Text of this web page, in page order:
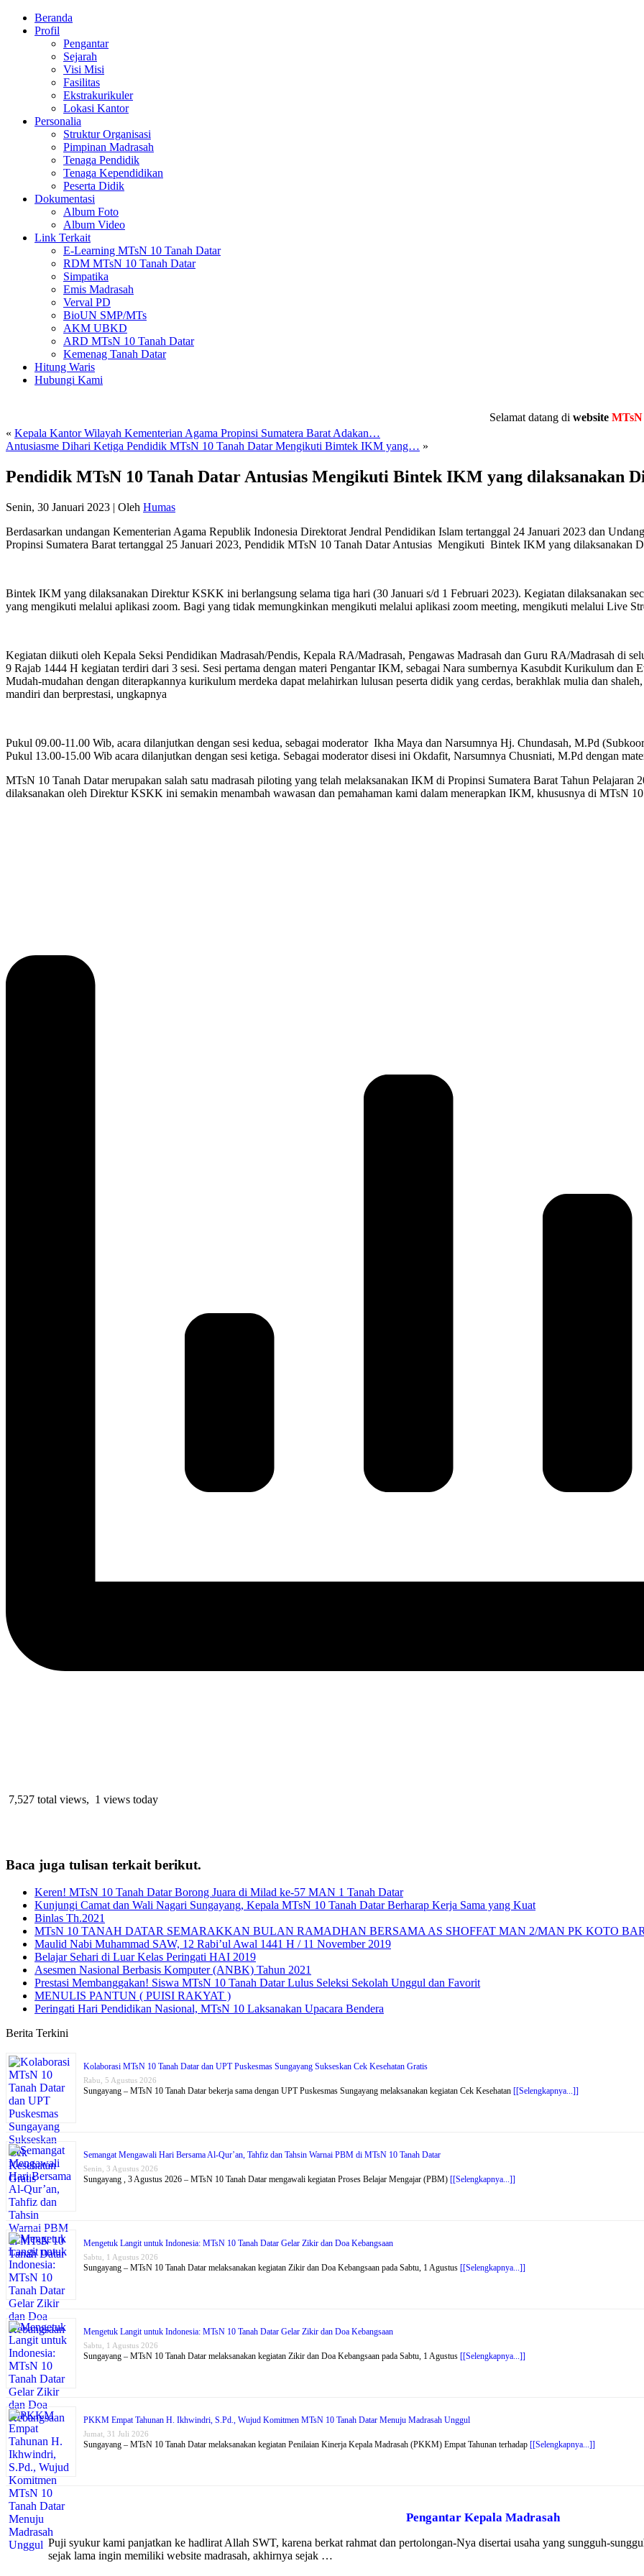
Beranda
Profil
Pengantar
Sejarah
Visi Misi
Fasilitas
Ekstrakurikuler
Lokasi Kantor
Personalia
Struktur Organisasi
Pimpinan Madrasah
Tenaga Pendidik
Tenaga Kependidikan
Peserta Didik
Dokumentasi
Album Foto
Album Video
Link Terkait
E-Learning MTsN 10 Tanah Datar
RDM MTsN 10 Tanah Datar
Simpatika
Emis Madrasah
Verval PD
BioUN SMP/MTs
AKM UBKD
ARD MTsN 10 Tanah Datar
Kemenag Tanah Datar
Hitung Waris
Hubungi Kami
Selamat datang diwebsite MTsN 10
« Kepala Kantor Wilayah Kementerian Agama Propinsi Sumatera Barat Adakan…
Antusiasme Dihari Ketiga Pendidik MTsN 10 Tanah Datar Mengikuti Bimtek IKM yang… »
Pendidik MTsN 10 Tanah Datar Antusias Mengikuti Bintek IKM yang dilaksanakan
Senin, 30 Januari 2023 | Oleh Humas
Berdasarkan undangan Kementerian Agama Republik Indonesia Direktorat Jendral Pendidikan Islam tertanggal 24 Januari 2023 dan
Propinsi Sumatera Barat tertanggal 25 Januari 2023, Pendidik MTsN 10 Tanah Datar Antusias Mengikuti Bintek IKM yang dilaksanakan
Bintek IKM yang dilaksanakan Direktur KSKK ini berlangsung selama tiga hari (30 Januari s/d 1 Februari 2023). Kegiatan dilaksanakan
yang mengikuti melalui aplikasi zoom. Bagi yang tidak memungkinkan mengikuti melalui aplikasi zoom meeting, mengikuti melalui Live
Kegiatan diikuti oleh Kepala Seksi Pendidikan Madrasah/Pendis, Kepala RA/Madrasah, Pengawas Madrasah dan Guru RA/Madrasah di
9 Rajab 1444 H kegiatan terdiri dari 3 sesi. Sesi pertama dengan materi Pengantar IKM, sebagai Nara sumbernya Kasubdit Kurikulum dan
Mudah-mudahan dengan diterapkannya kurikulum merdeka dapat melahirkan lulusan peserta didik yang cerdas, berakhlak mulia dan
mandiri dan berprestasi, ungkapnya
Pukul 09.00-11.00 Wib, acara dilanjutkan dengan sesi kedua, sebagai moderator Ikha Maya dan Narsumnya Hj. Chundasah, M.Pd
Pukul 13.00-15.00 Wib acara dilanjutkan dengan sesi ketiga. Sebagai moderator disesi ini Okdafit, Narsumnya Chusniati, M.Pd dengan
MTsN 10 Tanah Datar merupakan salah satu madrasah piloting yang telah melaksanakan IKM di Propinsi Sumatera Barat Tahun
dilaksanakan oleh Direktur KSKK ini semakin menambah wawasan dan pemahaman kami dalam menerapkan IKM, khususnya di MTsN
7,527 total views, 1 views today
Baca juga tulisan terkait berikut.
Keren! MTsN 10 Tanah Datar Borong Juara di Milad ke-57 MAN 1 Tanah Datar
Kunjungi Camat dan Wali Nagari Sungayang, Kepala MTsN 10 Tanah Datar Berharap Kerja Sama yang Kuat
Binlas Th.2021
MTsN 10 TANAH DATAR SEMARAKKAN BULAN RAMADHAN BERSAMA AS SHOFFAT MAN 2/MAN PK KOTO
Maulid Nabi Muhammad SAW, 12 Rabi’ul Awal 1441 H / 11 November 2019
Belajar Sehari di Luar Kelas Peringati HAI 2019
Asesmen Nasional Berbasis Komputer (ANBK) Tahun 2021
Prestasi Membanggakan! Siswa MTsN 10 Tanah Datar Lulus Seleksi Sekolah Unggul dan Favorit
MENULIS PANTUN ( PUISI RAKYAT )
Peringati Hari Pendidikan Nasional, MTsN 10 Laksanakan Upacara Bendera
Berita Terkini
Kolaborasi MTsN 10 Tanah Datar dan UPT Puskesmas Sungayang Sukseskan Cek Kesehatan Gratis
Rabu, 5 Agustus 2026
Sungayang – MTsN 10 Tanah Datar bekerja sama dengan UPT Puskesmas Sungayang melaksanakan kegiatan Cek Kesehatan [[Selengkapnya...]]
Semangat Mengawali Hari Bersama Al-Qur’an, Tahfiz dan Tahsin Warnai PBM di MTsN 10 Tanah Datar
Senin, 3 Agustus 2026
Sungayang , 3 Agustus 2026 – MTsN 10 Tanah Datar mengawali kegiatan Proses Belajar Mengajar (PBM) [[Selengkapnya...]]
Mengetuk Langit untuk Indonesia: MTsN 10 Tanah Datar Gelar Zikir dan Doa Kebangsaan
Sabtu, 1 Agustus 2026
Sungayang – MTsN 10 Tanah Datar melaksanakan kegiatan Zikir dan Doa Kebangsaan pada Sabtu, 1 Agustus [[Selengkapnya...]]
Mengetuk Langit untuk Indonesia: MTsN 10 Tanah Datar Gelar Zikir dan Doa Kebangsaan
Sabtu, 1 Agustus 2026
Sungayang – MTsN 10 Tanah Datar melaksanakan kegiatan Zikir dan Doa Kebangsaan pada Sabtu, 1 Agustus [[Selengkapnya...]]
PKKM Empat Tahunan H. Ikhwindri, S.Pd., Wujud Komitmen MTsN 10 Tanah Datar Menuju Madrasah Unggul
Jumat, 31 Juli 2026
Sungayang – MTsN 10 Tanah Datar melaksanakan kegiatan Penilaian Kinerja Kepala Madrasah (PKKM) Empat Tahunan terhadap [[Selengkapnya...]]
Pengantar Kepala Madrasah
Puji syukur kami panjatkan ke hadlirat Allah SWT, karena berkat rahmat dan pertolongan-Nya disertai usaha yang sungguh-
sejak lama ingin memiliki website madrasah, akhirnya sejak …